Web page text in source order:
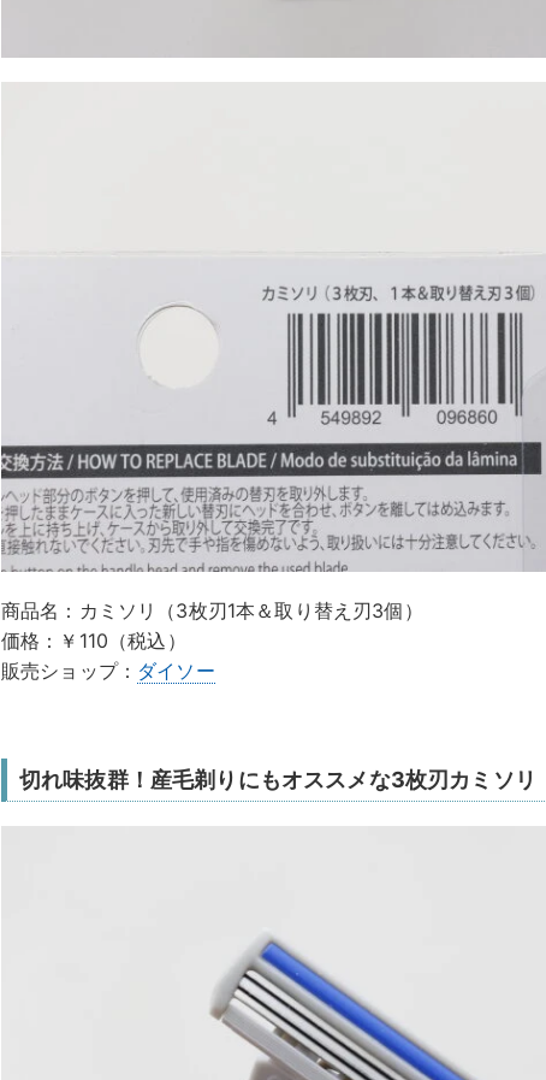
商品名：カミソリ（3枚刃1本＆取り替え刃3個）
価格：￥110（税込）
販売ショップ： ダイソー
切れ味抜群！産毛剃りにもオススメな3枚刃カミソリ